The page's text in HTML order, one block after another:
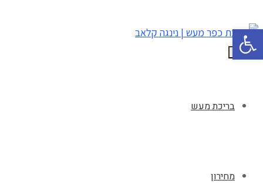
תפריט
בריכת מעש
מחירון
פתח סרגל נגישות